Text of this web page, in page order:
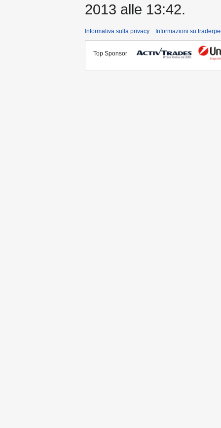
2013 alle 13:42.
Informativa sulla privacy Informazioni su
Top Sponsor